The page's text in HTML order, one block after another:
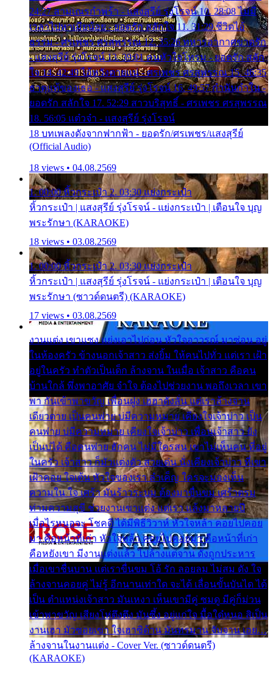
24:27 สามเณรกำพร้า - แสงสุรีย์ รุ่งโรจน์ 10. 28:08 ไม่มี
เวลาไปหาเมียน้อย - ยอดรัก สลักใจ 11. 31:29 ชีวิตไอ้
ธรรม - ศรเพชร ศรสุพรรณ 12. 35:26 ทหารอากาศขาดรัก
- แสงสุรีย์ รุ่งโรจน์ 13. 39:01 คนหัวใจโทรม - ยอดรัก สลัก
ใจ 14. 42:49 ไอ้หวังตายแน่ - ศรเพชร ศรสุพรรณ 15. 46:35
ธาตุแท้ของเธอ - แสงสุรีย์ รุ่งโรจน์ 16. 49:57 กำนันกำใน -
ยอดรัก สลักใจ 17. 52:29 สาวบริสุทธิ์ - ศรเพชร ศรสุพรรณ
18. 56:05 แต๋วจ๋า - แสงสุรีย์ รุ่งโรจน์
18 บทเพลงดังจากฟากฟ้า - ยอดรัก/ศรเพชร/แสงสุรีย์
(Official Audio)
18 views • 04.08.2569
1. 00:00 หิ้วกระเป๋า 2. 03:30 แย่งกระเป๋า
หิ้วกระเป๋า | แสงสุรีย์ รุ่งโรจน์ - แย่งกระเป๋า | เตือนใจ บุญ
พระรักษา (KARAOKE)
18 views • 03.08.2569
1. 00:00 หิ้วกระเป๋า 2. 03:30 แย่งกระเป๋า
หิ้วกระเป๋า | แสงสุรีย์ รุ่งโรจน์ - แย่งกระเป๋า | เตือนใจ บุญ
พระรักษา (ซาวด์ดนตรี) (KARAOKE)
17 views • 03.08.2569
งานแต่ง เขาแซง แย่งเอาไปก่อน หัวใจอาวรณ์ มาซ่อน อยู่
ในห้องครัว ข้างนอกเจ้าสาว ส่งยิ้ม ให้คนไปทั่ว แต่เรา เฝ้า
อยู่ในครัว ทำตัวเป็นเด็ก ล้างจาน ในเมื่อ เจ้าสาว คือคน
บ้านใกล้ พึ่งพาอาศัย จำใจ ต้องไปช่วยงาน พอถึงเวลา เขา
พา กันเข้าพาขวัญ เพื่อนฝูง เฮฮาดังลั่น แต่เราล้างจาน
เดียวดาย เป็นคนพ่าย บ่มีความหมาย เคียงใจเจ้าบ่าว เป็น
คนพ่าย บ่มีความหมาย เคียงใจเจ้าบ่าว เพื่อนเจ้าสาว ยัง
เป็นบ่ได้ คือคนพ่าย ฮักคน ไม่มีใครสน เขาไม่เห็นคน ที่อยู่
ในครัว เจ้าสาว ก็มัวแต่งตัว สวยเด่น นั่งเคียงเจ้าบ่าว ที่เขา
เฝ้าคอย ใจเต้น หัวใจของเรา ลำเค็ญ ใครจะมองเห็น
ความใน ใจ เศร้า มันร้าวระบม ต้องมาขื่นขม เศร้าตรม
ท่ามความสุขี ช่วยงานเขาแต่ง แต่เรา แล้งมาหลายปี
เมื่อไรหนอจะ โชคดี ได้มีพิธีวิวาห์ หัวใจหล้า คอยไปคอย
มา คือหน้าที่เก่า หัวใจหล้า คอยไปคอยมา คือหน้าที่เก่า
คือหยังเขา มีงานแต่งแล้ว ไปล้างแต่จาน ดั่งถูกประหาร
เมื่อเขาชื่นบาน แต่เราขื่นขม โอ้ รัก ลอยลม ไม่สม ดัง ใจ
ล้างจานคอยคู่ ไม่รู้ อีกนานเท่าใด จะได้ เลื่อนขั้นบันได ได้
เป็น ตำแหน่งเจ้าสาว มันเหงา เห็นเขามีคู่ ซมดู มีคู่ก็ม่วน
เข้าพาขวัญ เสียงโห่ตึงตึง มันซึ้ง อยู่แก่ใจ มื้อใด๋หนอ สิเป็น
งานเฮา มัวซอยเขา ใจเฮาซิด้าน มันทรมาน จับจาน เอย…
ล้างจานในงานแต่ง - Cover Ver. (ซาวด์ดนตรี)
(KARAOKE)